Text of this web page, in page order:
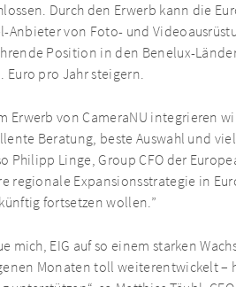
Durch den Erwerb kann die
Anbieter von Foto- und
Position in den Benelux-
Euro pro Jahr steigern.
Erwerb von CameraNU integrieren
Beratung, beste Auswahl und
Philipp Linge, Group CFO der
regionale Expansionsstrategie in
fortsetzen wollen.”
mich, EIG auf so einem starken
Monaten toll weiterentwickelt –